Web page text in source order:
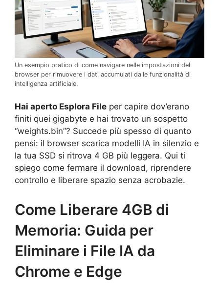
Un esempio pratico di come navigare nelle impostazioni del
browser per rimuovere i dati accumulati dalle funzionalità di
intelligenza artificiale.
Hai aperto Esplora File per capire dov’erano
finiti quei gigabyte e hai trovato un sospetto
“weights.bin”? Succede più spesso di quanto
pensi: il browser scarica modelli IA in silenzio e
la tua SSD si ritrova 4 GB più leggera. Qui ti
spiego come fermare il download, riprendere
controllo e liberare spazio senza acrobazie.
Come Liberare 4GB di
Memoria: Guida per
Eliminare i File IA da
Chrome e Edge